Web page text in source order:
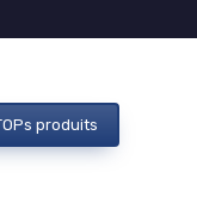
produits